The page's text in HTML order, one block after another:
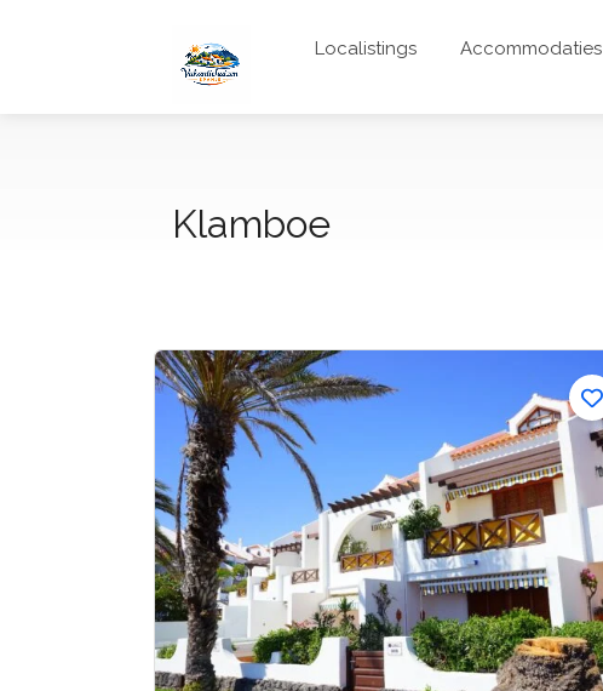
Localistings Accommodaties
Klamboe